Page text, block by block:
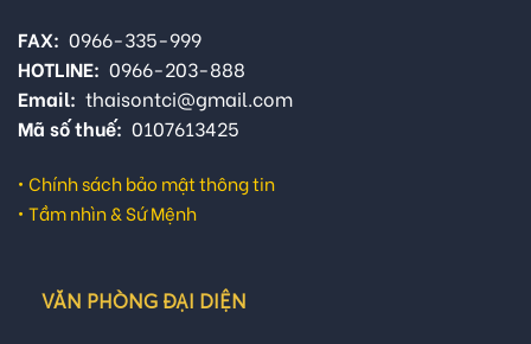
FAX: 0966-335-999
HOTLINE: 0966-203-888
Email: thaisontci@gmail.com
Mã số thuế: 0107613425
• Chính sách bảo mật thông tin
• Tầm nhìn & Sứ Mệnh
VĂN PHÒNG ĐẠI DIỆN